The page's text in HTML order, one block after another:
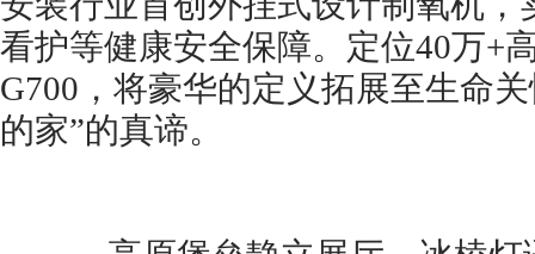
看护等健康安全保障。定位40万+
G700，将豪华的定义拓展至生命
的家”的真谛。